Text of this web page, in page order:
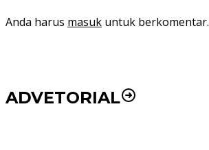
Anda harus masuk untuk berkomentar.
ADVETORIAL